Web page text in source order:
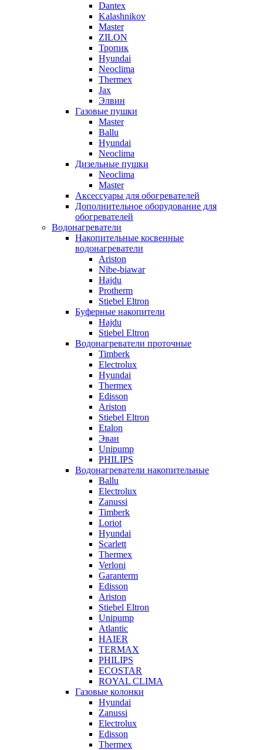
Dantex
Kalashnikov
Master
ZILON
Тропик
Hyundai
Neoclima
Thermex
Jax
Элвин
Газовые пушки
Master
Ballu
Hyundai
Neoclima
Дизельные пушки
Neoclima
Master
Аксессуары для обогревателей
Дополнительное оборудование для
обогревателей
Водонагреватели
Накопительные косвенные
водонагреватели
Ariston
Nibe-biawar
Hajdu
Protherm
Stiebel Eltron
Буферные накопители
Hajdu
Stiebel Eltron
Водонагреватели проточные
Timberk
Electrolux
Hyundai
Thermex
Edisson
Ariston
Stiebel Eltron
Etalon
Эван
Unipump
PHILIPS
Водонагреватели накопительные
Ballu
Electrolux
Zanussi
Timberk
Loriot
Hyundai
Scarlett
Thermex
Verloni
Garanterm
Edisson
Ariston
Stiebel Eltron
Unipump
Atlantic
HAIER
TERMAX
PHILIPS
ECOSTAR
ROYAL CLIMA
Газовые колонки
Hyundai
Zanussi
Electrolux
Edisson
Thermex